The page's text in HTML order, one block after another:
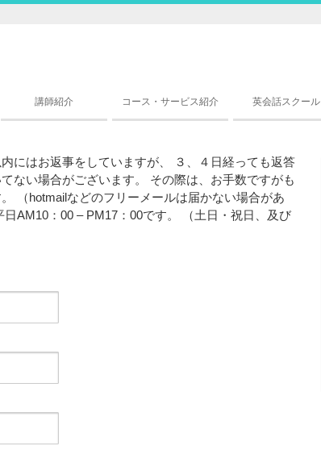
講師紹介 コース・サービス紹介 英会話スクール
にはお返事をしていますが、 ３、４日経っても返答
ない場合がございます。 その際は、お手数ですがも
（hotmailなどのフリーメールは届かない場合があ
AM10：00 – PM17：00です。 （土日・祝日、及び